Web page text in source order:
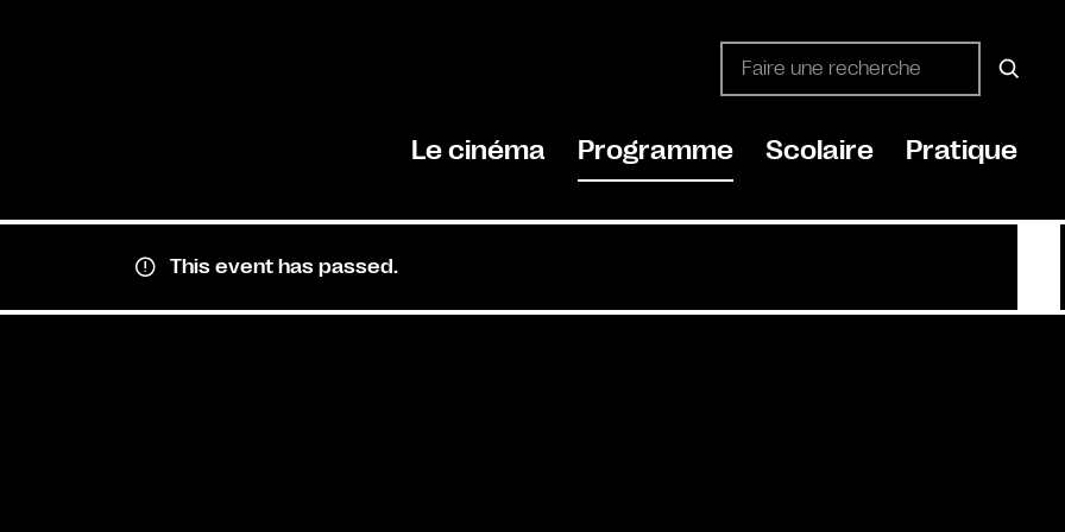
Le cinéma Programme Scolaire Pratique
This event has passed.